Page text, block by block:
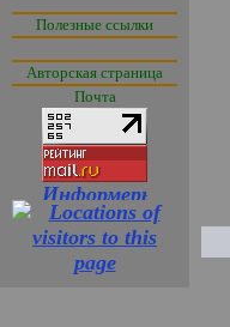
Полезные ссылки
Авторская страница
Почта